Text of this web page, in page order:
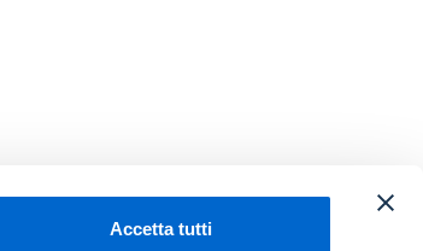
Accetta tutti